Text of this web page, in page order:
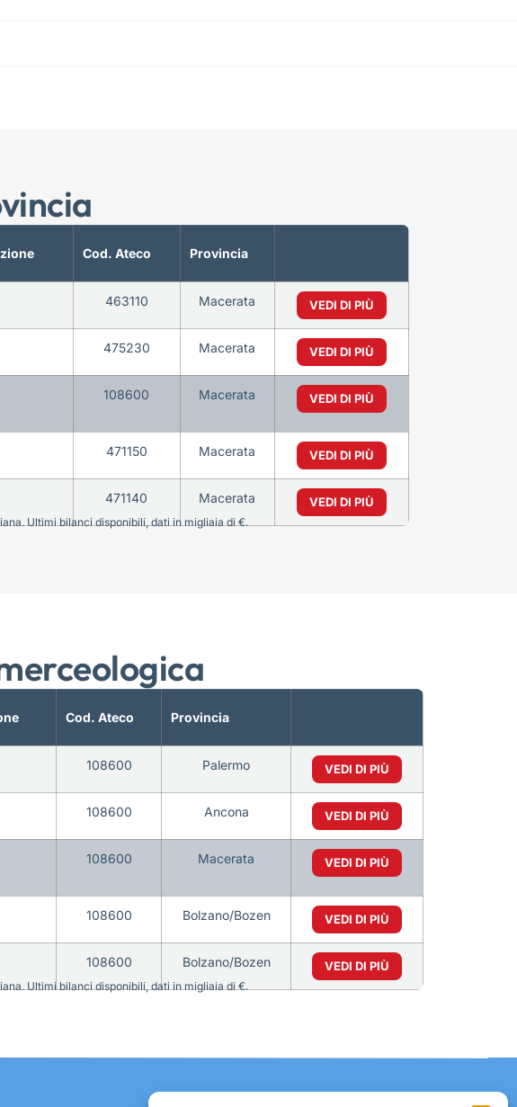
Cod. Ateco Provincia
463110 Macerata VEDI DI PIÙ
475230 Macerata VEDI DI PIÙ
108600 Macerata VEDI DI PIÙ
471150 Macerata VEDI DI PIÙ
471140 Macerata VEDI DI PIÙ
Ultimi bilanci disponibili, dati in migliaia di €.
Cod. Ateco Provincia
108600 Palermo VEDI DI PIÙ
108600 Ancona VEDI DI PIÙ
108600 Macerata VEDI DI PIÙ
108600 Bolzano/Bozen VEDI DI PIÙ
108600 Bolzano/Bozen VEDI DI PIÙ
Ultimi bilanci disponibili, dati in migliaia di €.